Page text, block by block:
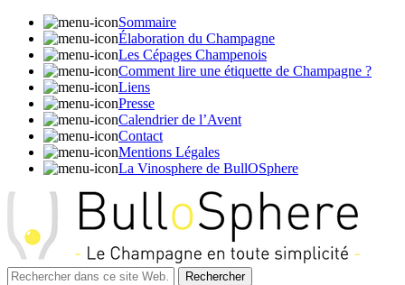
Sommaire
Élaboration du Champagne
Les Cépages Champenois
Comment lire une étiquette de Champagne ?
Liens
Presse
Calendrier de l’Avent
Contact
Mentions Légales
La Vinosphere de BullOSphere